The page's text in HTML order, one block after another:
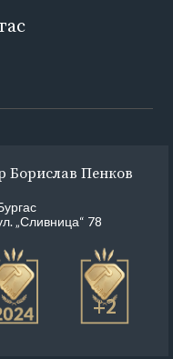
Борислав Пенков
„Сливница“ 78
+2